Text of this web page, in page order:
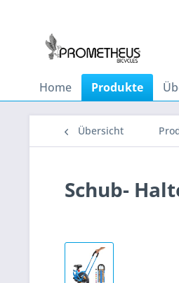
Home Produkte
Übersicht
Schub-